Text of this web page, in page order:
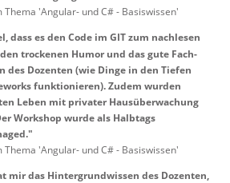
Thema 'Angular- und C# - Basiswissen'
dass es den Code im GIT zum nachlesen
trockenen Humor und das gute Fach-
des Dozenten (wie Dinge in den Tiefen
funktionieren). Zudem wurden
Leben mit privater Hausüberwachung
Workshop wurde als Halbtags
Thema 'Angular- und C# - Basiswissen'
mir das Hintergrundwissen des Dozenten,